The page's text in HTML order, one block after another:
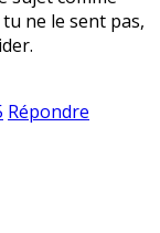
tu ne le sent pas,
Répondre